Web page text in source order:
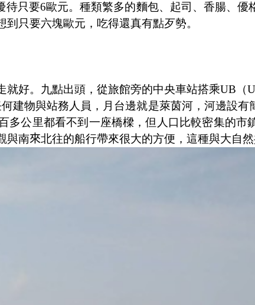
待只要6歐元。種類繁多的麵包、起司、香腸、
只要六塊歐元，吃得還真有點歹勢。
好。九點出頭，從旅館旁的中央車站搭乘UB （
建物與站務人員，月台邊就是萊茵河，河邊設
多公里都看不到一座橋樑，但人口比較密集的
與南來北往的船行帶來很大的方便，這種與大自